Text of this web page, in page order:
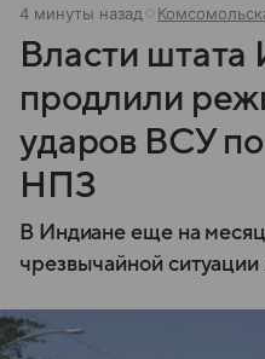
4 минуты назад
Власти
продлили
ударов ВСУ
НПЗ
В Индиане еще на
чрезвычайной ситуации